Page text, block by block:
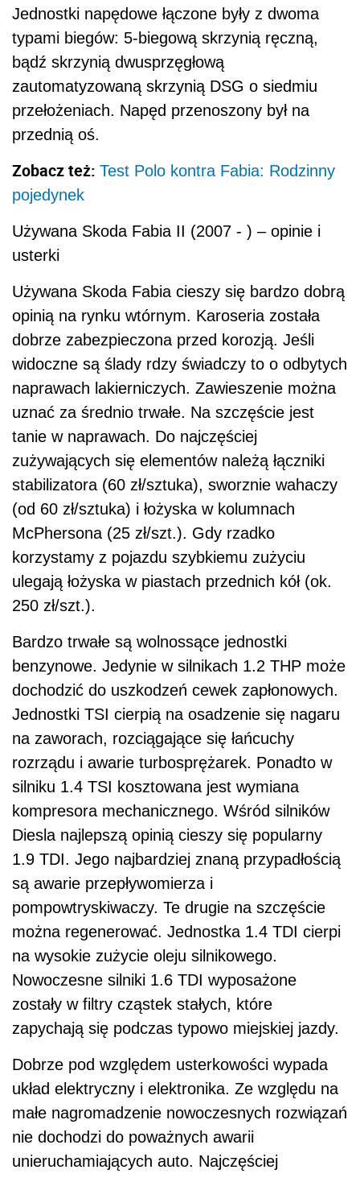
Jednostki napędowe łączone były z dwoma
typami biegów: 5-biegową skrzynią ręczną,
bądź skrzynią dwusprzęgłową
zautomatyzowaną skrzynią DSG o siedmiu
przełożeniach. Napęd przenoszony był na
przednią oś.
Zobacz też: Test Polo kontra Fabia: Rodzinny
pojedynek
Używana Skoda Fabia II (2007 - ) – opinie i
usterki
Używana Skoda Fabia cieszy się bardzo dobrą
opinią na rynku wtórnym. Karoseria została
dobrze zabezpieczona przed korozją. Jeśli
widoczne są ślady rdzy świadczy to o odbytych
naprawach lakierniczych. Zawieszenie można
uznać za średnio trwałe. Na szczęście jest
tanie w naprawach. Do najczęściej
zużywających się elementów należą łączniki
stabilizatora (60 zł/sztuka), sworznie wahaczy
(od 60 zł/sztuka) i łożyska w kolumnach
McPhersona (25 zł/szt.). Gdy rzadko
korzystamy z pojazdu szybkiemu zużyciu
ulegają łożyska w piastach przednich kół (ok.
250 zł/szt.).
Bardzo trwałe są wolnossące jednostki
benzynowe. Jedynie w silnikach 1.2 THP może
dochodzić do uszkodzeń cewek zapłonowych.
Jednostki TSI cierpią na osadzenie się nagaru
na zaworach, rozciągające się łańcuchy
rozrządu i awarie turbosprężarek. Ponadto w
silniku 1.4 TSI kosztowana jest wymiana
kompresora mechanicznego. Wśród silników
Diesla najlepszą opinią cieszy się popularny
1.9 TDI. Jego najbardziej znaną przypadłością
są awarie przepływomierza i
pompowtryskiwaczy. Te drugie na szczęście
można regenerować. Jednostka 1.4 TDI cierpi
na wysokie zużycie oleju silnikowego.
Nowoczesne silniki 1.6 TDI wyposażone
zostały w filtry cząstek stałych, które
zapychają się podczas typowo miejskiej jazdy.
Dobrze pod względem usterkowości wypada
układ elektryczny i elektronika. Ze względu na
małe nagromadzenie nowoczesnych rozwiązań
nie dochodzi do poważnych awarii
unieruchamiających auto. Najczęściej